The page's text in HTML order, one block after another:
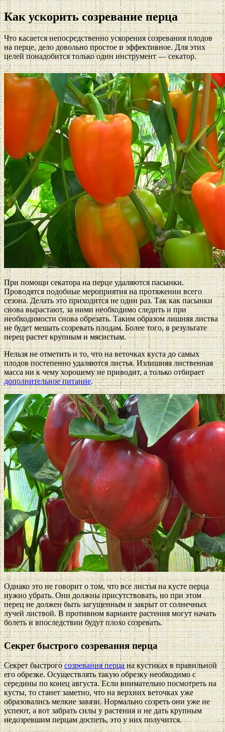
Как ускорить созревание перца
Что касается непосредственно ускорения созревания плодов
на перце, дело довольно простое и эффективное. Для этих
целей понадобится только один инструмент — секатор.
При помощи секатора на перце удаляются пасынки.
Проводятся подобные мероприятия на протяжении всего
сезона. Делать это приходится не один раз. Так как пасынки
снова вырастают, за ними необходимо следить и при
необходимости снова обрезать. Таким образом лишняя листва
не будет мешать созревать плодам. Более того, в результате
перец растет крупным и мясистым.
Нельзя не отметить и то, что на веточках куста до самых
плодов постепенно удаляются листья. Излишняя лиственная
масса ни к чему хорошему не приводит, а только отбирает
дополнительное питание.
Однако это не говорит о том, что все листья на кусте перца
нужно убрать. Они должны присутствовать, но при этом
перец не должен быть загущенным и закрыт от солнечных
лучей листвой. В противном варианте растения могут начать
болеть и впоследствии будут плохо созревать.
Секрет быстрого созревания перца
Секрет быстрогосозревания перцана кустиках в правильной
его обрезке. Осуществлять такую обрезку необходимо с
середины по конец августа. Если внимательно посмотреть на
кусты, то станет заметно, что на верхних веточках уже
образовались мелкие завязи. Нормально созреть они уже не
успеют, а вот забрать силы у растения и не дать крупным
недозревшим перцам доспеть, это у них получится.